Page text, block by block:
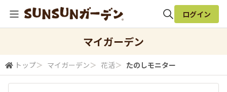
検索
ログイン
マイガーデン
トップ＞ マイガーデン＞ 花活＞ たのしモニター